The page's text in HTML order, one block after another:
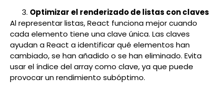
Optimizar el renderizado de listas con claves
Al representar listas, React funciona mejor cuando
cada elemento tiene una clave única. Las claves
ayudan a React a identificar qué elementos han
cambiado, se han añadido o se han eliminado. Evita
usar el índice del array como clave, ya que puede
provocar un rendimiento subóptimo.